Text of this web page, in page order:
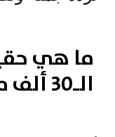
ما هي
الـ30 ألف معلم؟